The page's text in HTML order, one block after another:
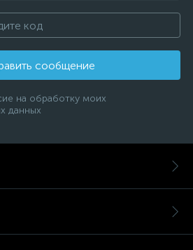
сообщение
на обработку моих
данных